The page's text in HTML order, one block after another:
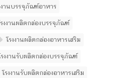
งานบรรจุภัณฑ์อาหาร
งงานผลิตกล่องบรรจุภัณฑ์
โรงงานผลิตกล่องอาหารเสริม
รงงานรับผลิตกล่องบรรจุภัณฑ์
โรงงานรับผลิตกล่องอาหารเสริม